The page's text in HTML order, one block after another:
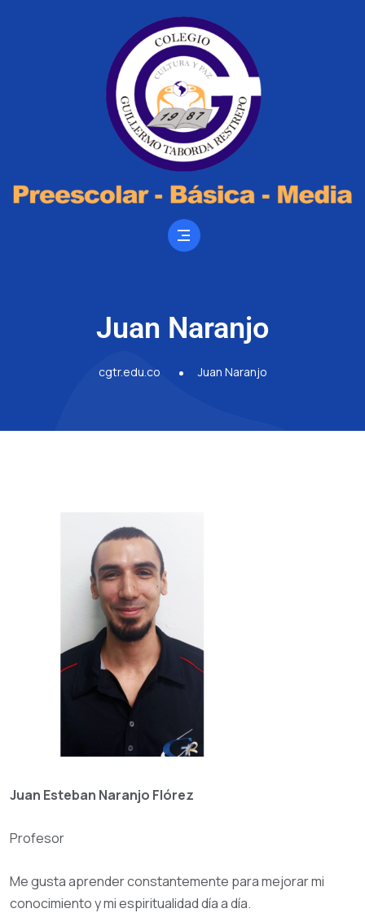
Juan Naranjo
cgtr.edu.co Juan Naranjo
Juan Esteban Naranjo Flórez
Profesor
Me gusta aprender constantemente para mejorar mi
conocimiento y mi espiritualidad día a día.